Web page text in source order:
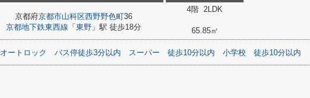
京都府京都市山科区西野野色町36
京都地下鉄東西線 「 東野 」駅 徒歩18分
4階 2LDK
65.85㎡
オートロック バス停徒歩3分以内 スーパー 徒歩10分以内 小学校 徒歩10分以内